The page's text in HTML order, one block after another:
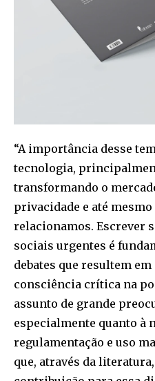
“A importância desse
tecnologia,
transformando o
privacidade e até
relacionamos. Escrever
sociais urgentes é
debates que resultem
consciência crítica na
assunto de grande
especialmente quanto à
regulamentação e uso
que, através da